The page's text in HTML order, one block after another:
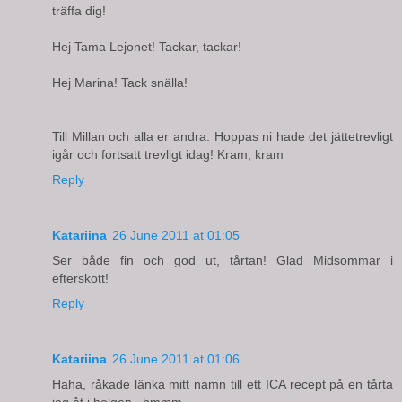
träffa dig!
Hej Tama Lejonet! Tackar, tackar!
Hej Marina! Tack snälla!
Till Millan och alla er andra: Hoppas ni hade det jättetrevligt
igår och fortsatt trevligt idag! Kram, kram
Reply
Katariina 26 June 2011 at 01:05
Ser både fin och god ut, tårtan! Glad Midsommar i
efterskott!
Reply
Katariina 26 June 2011 at 01:06
Haha, råkade länka mitt namn till ett ICA recept på en tårta